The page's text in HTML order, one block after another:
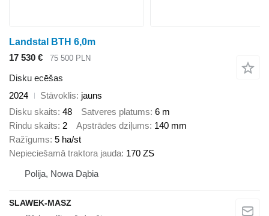
Landstal BTH 6,0m
17 530 €
75 500 PLN
Disku ecēšas
2024
Stāvoklis jauns
Disku skaits 48 Satveres platums 6 m
Rindu skaits 2 Apstrādes dziļums 140 mm
Ražīgums 5 ha/st
Nepieciešamā traktora jauda 170 ZS
Polija, Nowa Dąbia
SLAWEK-MASZ